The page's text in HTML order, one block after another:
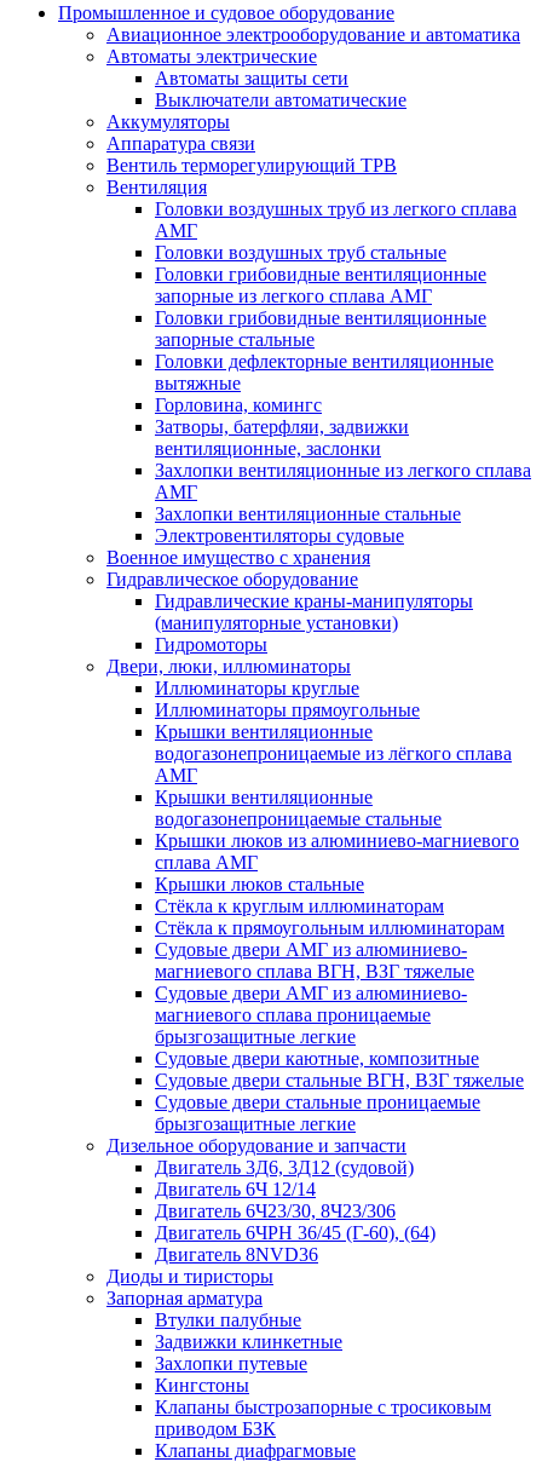
Промышленное и судовое оборудование
Авиационное электрооборудование и автоматика
Автоматы электрические
Автоматы защиты сети
Выключатели автоматические
Аккумуляторы
Аппаратура связи
Вентиль терморегулирующий ТРВ
Вентиляция
Головки воздушных труб из легкого сплава
АМГ
Головки воздушных труб стальные
Головки грибовидные вентиляционные
запорные из легкого сплава АМГ
Головки грибовидные вентиляционные
запорные стальные
Головки дефлекторные вентиляционные
вытяжные
Горловина, комингс
Затворы, батерфляи, задвижки
вентиляционные, заслонки
Захлопки вентиляционные из легкого сплава
АМГ
Захлопки вентиляционные стальные
Электровентиляторы судовые
Военное имущество с хранения
Гидравлическое оборудование
Гидравлические краны-манипуляторы
(манипуляторные установки)
Гидромоторы
Двери, люки, иллюминаторы
Иллюминаторы круглые
Иллюминаторы прямоугольные
Крышки вентиляционные
водогазонепроницаемые из лёгкого сплава
АМГ
Крышки вентиляционные
водогазонепроницаемые стальные
Крышки люков из алюминиево-магниевого
сплава АМГ
Крышки люков стальные
Стёкла к круглым иллюминаторам
Стёкла к прямоугольным иллюминаторам
Судовые двери АМГ из алюминиево-
магниевого сплава ВГН, ВЗГ тяжелые
Судовые двери АМГ из алюминиево-
магниевого сплава проницаемые
брызгозащитные легкие
Судовые двери каютные, композитные
Судовые двери стальные ВГН, ВЗГ тяжелые
Судовые двери стальные проницаемые
брызгозащитные легкие
Дизельное оборудование и запчасти
Двигатель 3Д6, 3Д12 (судовой)
Двигатель 6Ч 12/14
Двигатель 6Ч23/30, 8Ч23/306
Двигатель 6ЧРН 36/45 (Г-60), (64)
Двигатель 8NVD36
Диоды и тиристоры
Запорная арматура
Втулки палубные
Задвижки клинкетные
Захлопки путевые
Кингстоны
Клапаны быстрозапорные с тросиковым
приводом БЗК
Клапаны диафрагмовые